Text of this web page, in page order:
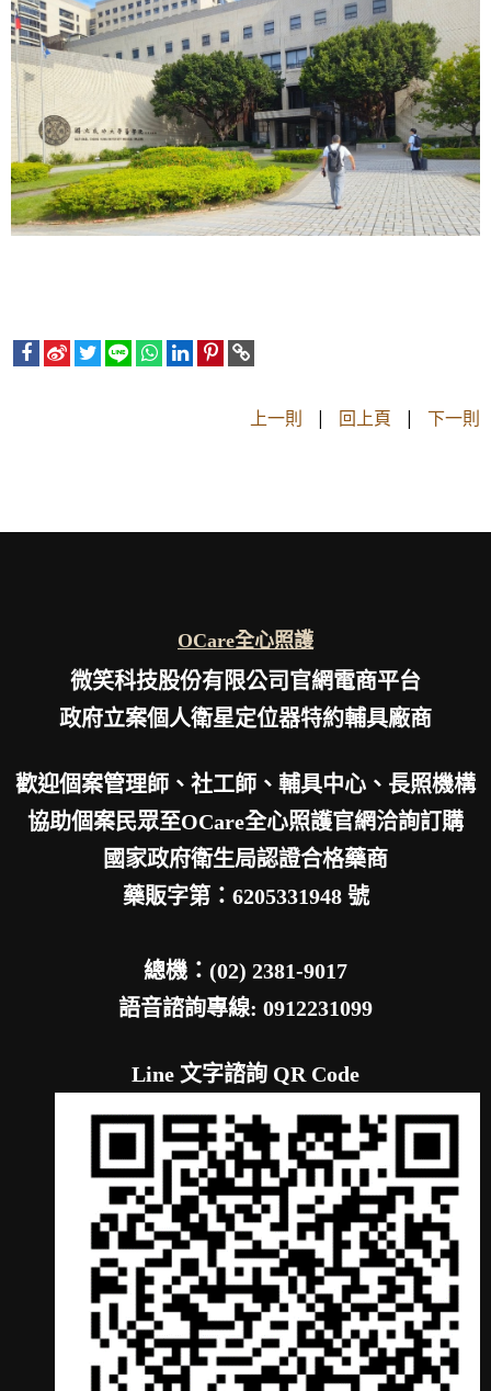
上一則 | 回上頁 | 下一則
OCare全心照護
微笑科技股份有限公司官網電商平台
政府立案個人衛星定位器特約輔具廠商
歡迎個案管理師、社工師、輔具中心、長照機構
協助個案民眾至OCare全心照護官網洽詢訂購
國家政府衛生局認證合格藥商
藥販字第：6205331948 號
總機：(02) 2381-9017
語音諮詢專線: 0912231099
Line 文字諮詢 QR Code